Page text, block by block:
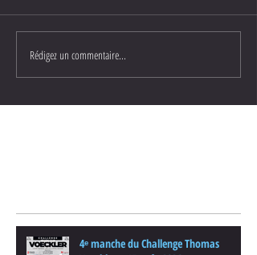
Rédigez un commentaire...
4ᵉ manche du Challenge Thomas